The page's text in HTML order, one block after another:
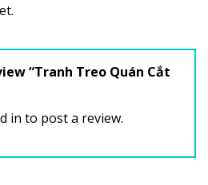
“Tranh Treo Quán Cắt
in to post a review.